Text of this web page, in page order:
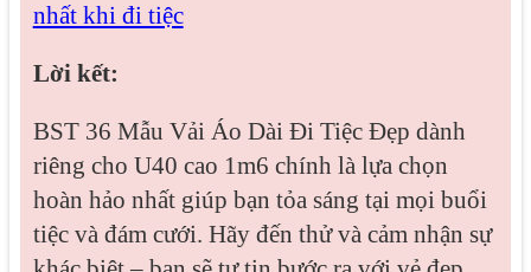
nhất khi đi tiệc
Lời kết:
BST 36 Mẫu Vải Áo Dài Đi Tiệc Đẹp dành
riêng cho U40 cao 1m6 chính là lựa chọn
hoàn hảo nhất giúp bạn tỏa sáng tại mọi buổi
tiệc và đám cưới. Hãy đến thử và cảm nhận sự